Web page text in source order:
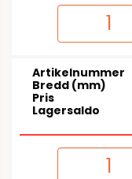
Artikelnummer
Bredd (mm)
Pris
Lagersaldo